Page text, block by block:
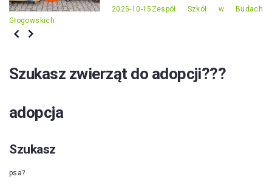
2025-10-15 Zespół Szkół w Budach
Głogowskich
Szukasz zwierząt do adopcji???
adopcja
Szukasz
psa?